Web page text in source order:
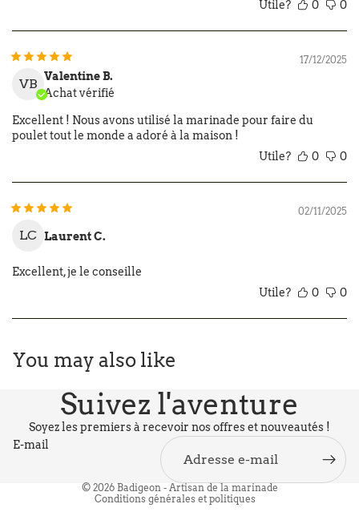
Utile?
0 0
17/12/2025
VB
Valentine B.
Achat vérifié
Excellent ! Nous avons utilisé la marinade pour faire du
poulet tout le monde a adoré à la maison !
Utile?
0 0
02/11/2025
LC Laurent C.
Excellent, je le conseille
Utile?
0 0
You may also like
Suivez l'aventure
Soyez les premiers à recevoir nos offres et nouveautés !
E-mail
© 2026 Badigeon - Artisan de la marinade
Conditions générales et politiques
Politique de confidentialité
Politique d’expédition
Conditions générales de vente
Mentions légales